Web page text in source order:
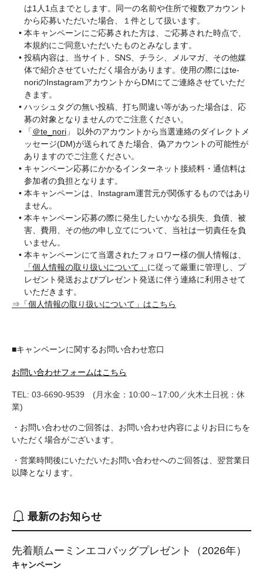
最新のお知らせ
先着順ムーミンエコバッグプレゼント（2026年）
キャンペーン
は1人1点までとします。同一の名前や住所で複数アカウント
から応募いただいた場合、１件として扱います。
本キャンペーンにご応募された方は、ご応募された時点で、
本規約にご同意いただいたものとみなします。
投稿内容は、当サイト、SNS、チラシ、メルマガ、その他媒
体で紹介させていただく場合があります。使用の際にはte-
noriのInstagramアカウントからDMにてご連絡させていただ
きます。
ハッシュタグの無い投稿、打ち間違い等があった場合は、応
募の対象となりませんのでご注意ください。
「 ＠te_nori」 以外のアカウントから当選連絡のダイレクトメ
ッセージ(DM)が送られてきた場合、偽アカウントの可能性が
ありますのでご注意ください。
キャンペーン応募にかかるインターネット接続料・通信料は
参加者の負担となります。
本キャンペーンは、Instagram運営元が関係するものではあり
ません。
本キャンペーン応募の際に発生したいかなる損失、負債、被
害、費用、その他の申し立てについて、当社は一切責任を負
いません。
本キャンペーンにて当選されたフォロワー様の個人情報は、
「個人情報の取り扱いについて」 に従って厳重に管理し、プ
レゼント発送およびプレゼント発送に伴う連絡に利用させて
いただきます。
⇒「個人情報の取り扱いについて」はこちら
■キャンペーンに関するお問い合わせ窓口
お問い合わせフォームはこちら
TEL: 03-6690-9539 (月水金：10:00～17:00／火木土日祝：休
業)
・お問い合わせのご回答は、お問い合わせ内容によりお日にちを
いただく場合がございます。
・営業時間後にいただいたお問い合わせへのご回答は、翌営業日
以降となります。